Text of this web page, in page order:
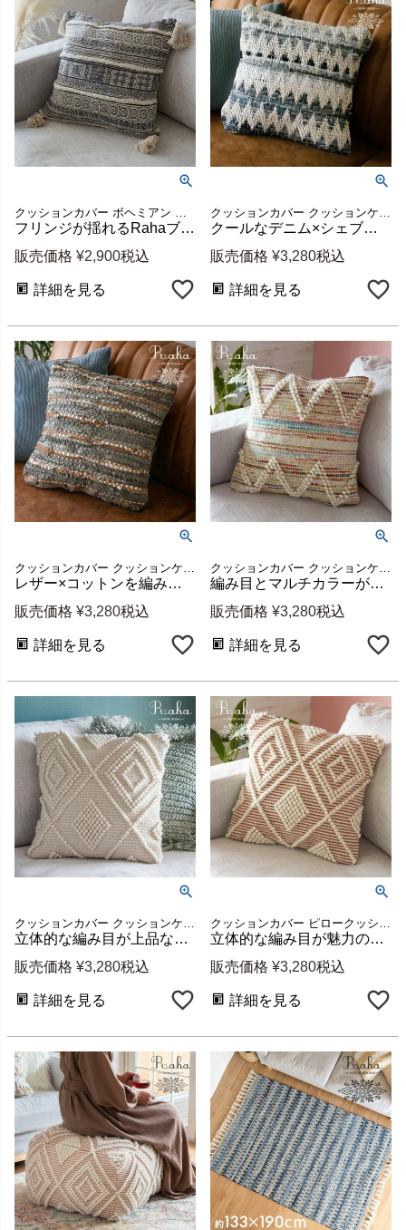
クッションカバー ボヘミアン フリンジ アンティーク風
フリンジが揺れるRahaブロックプリントクッションカバー 約45×45cm [34475]
販売価格 ¥2,900税込
詳細を見る
クッションカバー クッションケース ファブリック ビーチハウス
クールなデニム×シェブロン柄のクッションカバー Raha 約45×45cm [34489-bl]
販売価格 ¥3,280税込
詳細を見る
クッションカバー クッションケース ファブリック ボヘミアン
レザー×コットンを編み込んだシックなクッションカバー Raha 約W45×D45cm [34488-gy]
販売価格 ¥3,280税込
詳細を見る
クッションカバー クッションケース ファブリック ボヘミアン
編み目とマルチカラーが映えるクッションカバー Raha 約45×45cm [34487-mt]
販売価格 ¥3,280税込
詳細を見る
クッションカバー クッションケース ファブリック ボヘミアン
立体的な編み目が上品なクッションカバー Raha ダイヤ柄アイボリー 約45×45cm [34486-iv]
販売価格 ¥3,280税込
詳細を見る
クッションカバー ピロークッション ピローカバー 腰枕
立体的な編み目が魅力のRahaクッションカバー ブラウン 約45×45cm [34484-br]
販売価格 ¥3,280税込
詳細を見る